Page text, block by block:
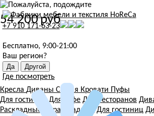
+7 910 171-63-23
Бесплатно, 9:00-21:00
Ваш регион?
Где посмотреть
Кресла Диваны Стулья Кровати Пуфы
Для гостиниц
Для кафе Для ресторанов
Раскладные
Нераскладные Для гостиниц
54 200руб.